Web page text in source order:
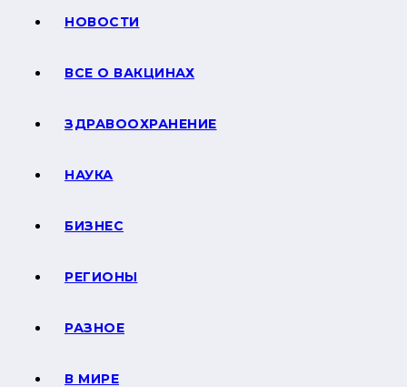
НОВОСТИ
ВСЕ О ВАКЦИНАХ
ЗДРАВООХРАНЕНИЕ
НАУКА
БИЗНЕС
РЕГИОНЫ
РАЗНОЕ
В МИРЕ